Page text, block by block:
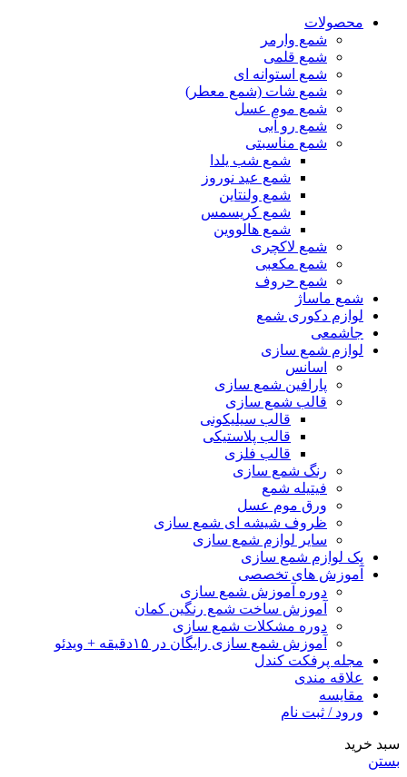
محصولات
شمع وارمر
شمع قلمی
شمع استوانه ای
شمع شات (شمع معطر)
شمع موم عسل
شمع رو آبی
شمع مناسبتی
شمع شب یلدا
شمع عید نوروز
شمع ولنتاین
شمع کریسمس
شمع هالووین
شمع لاکچری
شمع مکعبی
شمع حروف
شمع ماساژ
لوازم دکوری شمع
جاشمعی
لوازم شمع سازی
اسانس
پارافین شمع سازی
قالب شمع سازی
قالب سیلیکونی
قالب پلاستیکی
قالب فلزی
رنگ شمع سازی
فیتیله شمع
ورق موم عسل
ظروف شیشه ای شمع سازی
سایر لوازم شمع سازی
پک لوازم شمع سازی
آموزش های تخصصی
دوره آموزش شمع سازی
آموزش ساخت شمع رنگین کمان
دوره مشکلات شمع سازی
آموزش شمع سازی رایگان در ۱۵دقیقه + ویدئو
مجله پرفکت کندل
علاقه مندی
مقايسه
ورود / ثبت نام
سبد خرید
بستن